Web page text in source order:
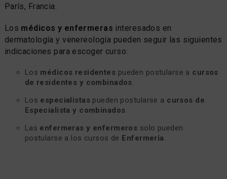
París, Francia.
Los médicos y enfermeras interesados en
dermatología y venereología pueden seguir las siguientes
indicaciones para escoger curso:
Los médicos residentes pueden postularse a cursos
de residentes y combinados.
Los especialistas pueden postularse a cursos de
Especialista y combinados.
Las enfermeras y enfermeros solo pueden
postularse a los cursos de Enfermería.